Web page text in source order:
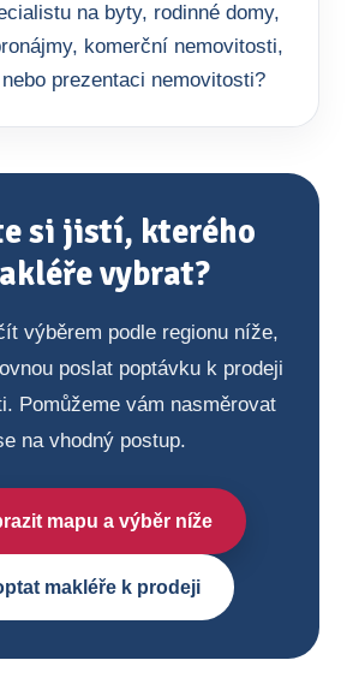
na byty, rodinné domy,
komerční nemovitosti,
prezentaci nemovitosti?
si jistí, kterého
vybrat?
výběrem podle regionu níže,
poslat poptávku k prodeji
Pomůžeme vám nasměrovat
na vhodný postup.
mapu a výběr níže
makléře k prodeji